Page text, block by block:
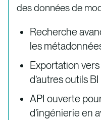
des données de
Recherche
les
Exportation
d’autres outils BI
API ouverte
d’ingénierie en